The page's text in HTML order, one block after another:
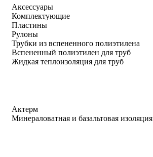
Аксессуары
Комплектующие
Пластины
Рулоны
Трубки из вспененного полиэтилена
Вспененный полиэтилен для труб
Жидкая теплоизоляция для труб
Актерм
Минераловатная и базальтовая изоляция